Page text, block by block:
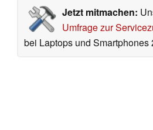
Jetzt mitmachen:
Umfrage zur
bei Laptops und Smartphones